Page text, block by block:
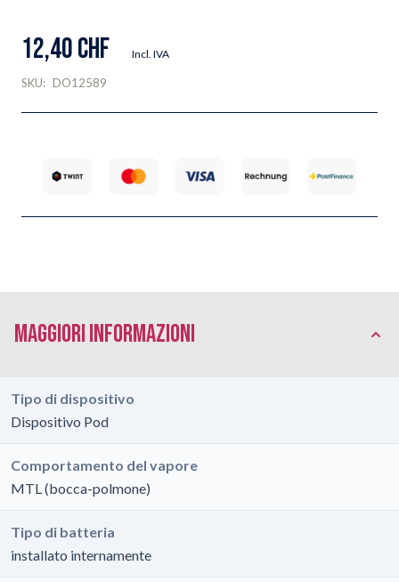
12,40 CHF Incl. IVA
SKU: DO12589
Maggiori Informazioni
Tipo di dispositivo
Dispositivo Pod
Comportamento del vapore
MTL (bocca-polmone)
Tipo di batteria
installato internamente